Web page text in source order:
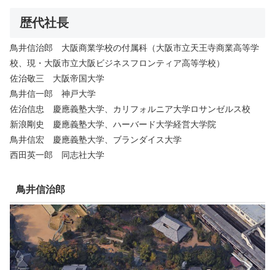
歴代社長
鳥井信治郎 大阪商業学校の付属科（大阪市立天王寺商業高等学
校、現・大阪市立大阪ビジネスフロンティア高等学校）
佐治敬三 大阪帝国大学
鳥井信一郎 神戸大学
佐治信忠 慶應義塾大学、カリフォルニア大学ロサンゼルス校
新浪剛史 慶應義塾大学、ハーバード大学経営大学院
鳥井信宏 慶應義塾大学、ブランダイス大学
西田英一郎 同志社大学
鳥井信治郎